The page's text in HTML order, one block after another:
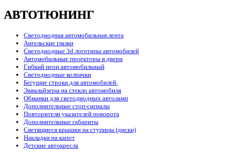
АВТОТЮНИНГ
Светодиодная автомобильная лента
Ангельские глазки
Светодиодные 3d логотипы автомобилей
Автомобильные проекторы в двери
Гибкий неон автомобильный
Светодиодные колпачки
Бегущие строки для автомобилей.
Эквалайзеры на стекло автомобиля
Обманки для светодиодных автоламп
Дополнительные стоп-сигналы
Повторители указателей поворота
Дополнительные габариты
Светящиеся крышки на ступицы (диски)
Накладки на капот
Детские автокресла